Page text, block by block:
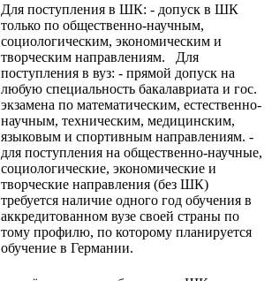
Для поступления в ШК: - допуск в ШК
только по общественно-научным,
социологическим, экономическим и
творческим направлениям. Для
поступления в вуз: - прямой допуск на
любую специальность бакалавриата и гос.
экзамена по математическим, естественно-
научным, техническим, медицинским,
языковым и спортивным направлениям. -
для поступления на общественно-научные,
социологические, экономические и
творческие направления (без ШК)
требуется наличие одного год обучения в
аккредитованном вузе своей страны по
тому профилю, по которому планируется
обучение в Германии.